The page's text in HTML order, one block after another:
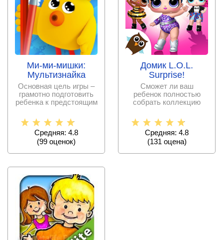
Ми-ми-мишки:
Мультизнайка
Основная цель игры –
грамотно подготовить
ребенка к предстоящим
Средняя: 4.8
(99 оценок)
Домик L.O.L.
Surprise!
Сможет ли ваш
ребенок полностью
собрать коллекцию
есть в этой
Средняя: 4.8
(131 оценa)